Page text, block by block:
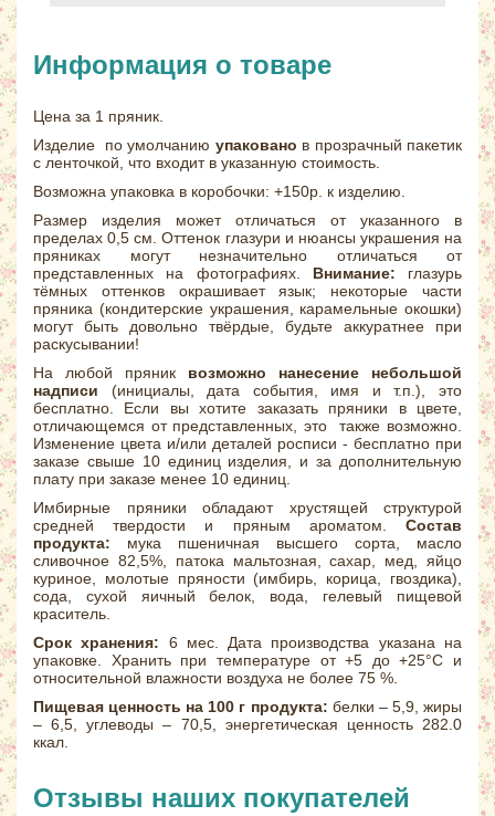
Информация о товаре
Цена за 1 пряник.
Изделие по умолчанию упаковано в прозрачный пакетик
с ленточкой, что входит в указанную стоимость.
Возможна упаковка в коробочки: +150р. к изделию.
Размер изделия может отличаться от указанного в
пределах 0,5 см. Оттенок глазури и нюансы украшения на
пряниках могут незначительно отличаться от
представленных на фотографиях. Внимание: глазурь
тёмных оттенков окрашивает язык; некоторые части
пряника (кондитерские украшения, карамельные окошки)
могут быть довольно твёрдые, будьте аккуратнее при
раскусывании!
На любой пряник возможно нанесение небольшой
надписи (инициалы, дата события, имя и т.п.), это
бесплатно. Если вы хотите заказать пряники в цвете,
отличающемся от представленных, это также возможно.
Изменение цвета и/или деталей росписи - бесплатно при
заказе свыше 10 единиц изделия, и за дополнительную
плату при заказе менее 10 единиц.
Имбирные пряники обладают хрустящей структурой
средней твердости и пряным ароматом.
Состав
продукта: мука пшеничная высшего сорта, масло
сливочное 82,5%, патока мальтозная, сахар, мед, яйцо
куриное, молотые пряности (имбирь, корица, гвоздика),
сода, сухой яичный белок, вода, гелевый пищевой
краситель.
Срок хранения: 6 мес. Дата производства указана на
упаковке. Хранить при температуре от +5 до +25°С и
относительной влажности воздуха не более 75 %.
Пищевая ценность на 100 г продукта: белки – 5,9, жиры
– 6,5, углеводы – 70,5, энергетическая ценность 282.0
ккал.
Отзывы наших покупателей